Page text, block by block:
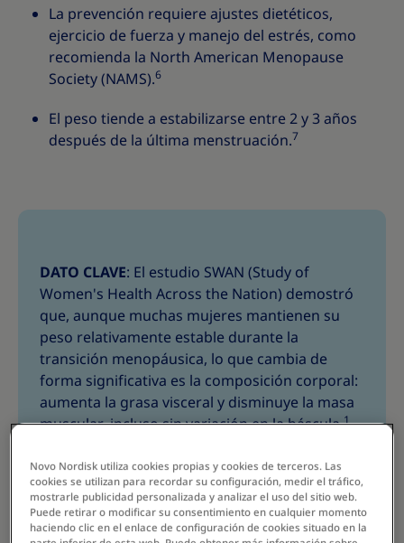
La prevención requiere ajustes dietéticos,
ejercicio de fuerza y manejo del estrés, como
recomienda la North American Menopause
Society (NAMS).6
El peso tiende a estabilizarse entre 2 y 3 años
después de la última menstruación.7
DATO CLAVE: El estudio SWAN (Study of
Women's Health Across the Nation) demostró
que, aunque muchas mujeres mantienen su
peso relativamente estable durante la
transición menopáusica, lo que cambia de
forma significativa es la composición corporal:
aumenta la grasa visceral y disminuye la masa
muscular, incluso sin variación en la báscula.1
Novo Nordisk utiliza cookies propias y cookies de terceros. Las
cookies se utilizan para recordar su configuración, medir el tráfico,
mostrarle publicidad personalizada y analizar el uso del sitio web.
Puede retirar o modificar su consentimiento en cualquier momento
haciendo clic en el enlace de configuración de cookies situado en la